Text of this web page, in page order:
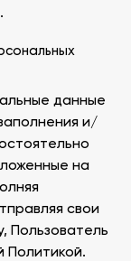
данные
и/
на
свои
Пользователь
Политикой.